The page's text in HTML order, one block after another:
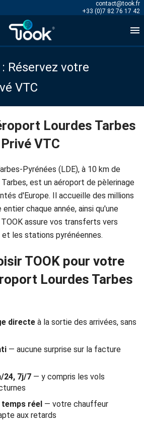
contact@took.fr
+33 (0)7 82 76 17 42

Réservez votre
VTC
Lourdes Tarbes
VTC
Pyrénées (LDE), à 10 km de
est un aéroport de pèlerinage
d'Europe. Il accueille des millions
chaque année, ainsi qu'une
assure vos transferts vers
et les stations pyrénéennes.
TOOK pour votre
Lourdes Tarbes
directe à la sortie des arrivées, sans
— aucune surprise sur la facture
24, 7j/7 — y compris les vols
temps réel — votre chauffeur
aux retards